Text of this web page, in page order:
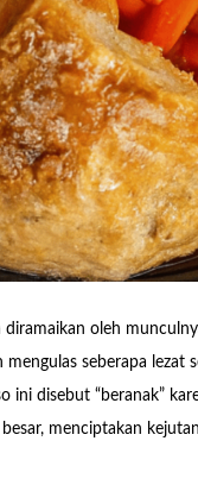
oleh
seberapa lezat
ini disebut “beranak”
menciptakan